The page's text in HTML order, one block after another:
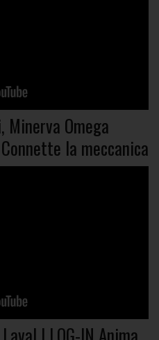
Minerva Omega
la meccanica